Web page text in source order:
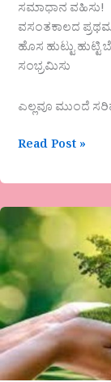
ಸಮಾಧಾನ ವಹಿಸು!
ವಸಂತಕಾಲದ
ಹೊಸ ಹುಟ್ಟು ಹುಟ್ಟಿ
ಸಂಭ್ರಮಿಸು
ಎಲ್ಲವೂ ಮುಂದೆ
Read Post »
ಮರಗಳ
ದೈವಾರಾಧನೆಯ
ಮಜಲುಗಳು…
ವಿಶೇಷ
ಲೇಖನ-
ರಮೇಶ
ಸಿ
ಬನ್ನಿಕೊಪ್ಪ
ಹಲಗೇರಿ